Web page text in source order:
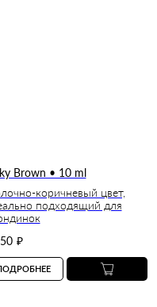
Brown • 10 ml
коричневый цвет,
подходящий для
₽